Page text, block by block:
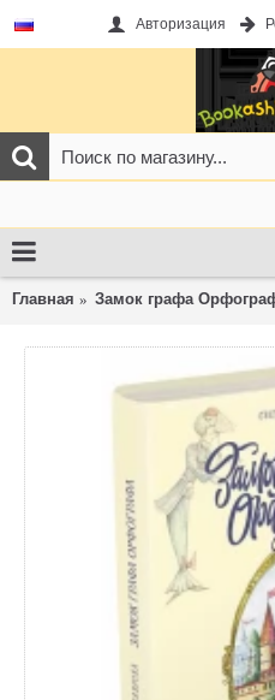
Авторизация
Главная Замок графа